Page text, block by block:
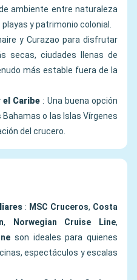
ambiente entre naturaleza
y patrimonio colonial.
y Curazao para disfrutar
secas, ciudades llenas de
más estable fuera de la
Caribe : Una buena opción
o las Islas Vírgenes
del crucero.
: MSC Cruceros, Costa
, Norwegian Cruise Line,
son ideales para quienes
espectáculos y escalas